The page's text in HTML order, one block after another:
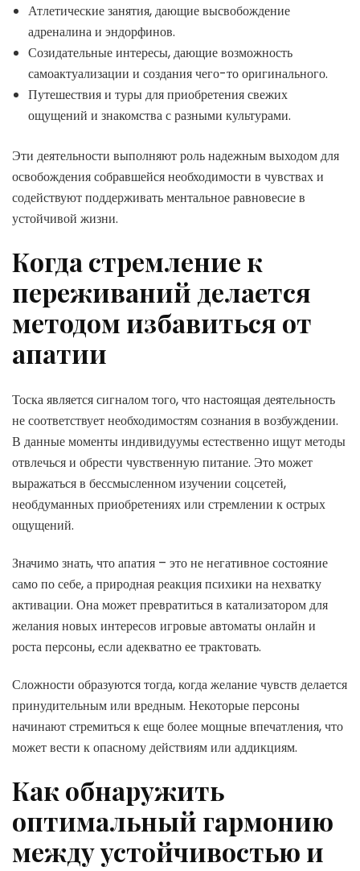
Атлетические занятия, дающие высвобождение
адреналина и эндорфинов.
Созидательные интересы, дающие возможность
самоактуализации и создания чего-то оригинального.
Путешествия и туры для приобретения свежих
ощущений и знакомства с разными культурами.
Эти деятельности выполняют роль надежным выходом для
освобождения собравшейся необходимости в чувствах и
содействуют поддерживать ментальное равновесие в
устойчивой жизни.
Когда стремление к
переживаний делается
методом избавиться от
апатии
Тоска является сигналом того, что настоящая деятельность
не соответствует необходимостям сознания в возбуждении.
В данные моменты индивидуумы естественно ищут методы
отвлечься и обрести чувственную питание. Это может
выражаться в бессмысленном изучении соцсетей,
необдуманных приобретениях или стремлении к острых
ощущений.
Значимо знать, что апатия – это не негативное состояние
само по себе, а природная реакция психики на нехватку
активации. Она может превратиться в катализатором для
желания новых интересов игровые автоматы онлайн и
роста персоны, если адекватно ее трактовать.
Сложности образуются тогда, когда желание чувств делается
принудительным или вредным. Некоторые персоны
начинают стремиться к еще более мощные впечатления, что
может вести к опасному действиям или аддикциям.
Как обнаружить
оптимальный гармонию
между устойчивостью и